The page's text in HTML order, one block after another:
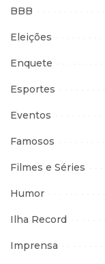
BBB
Eleições
Enquete
Esportes
Eventos
Famosos
Filmes e Séries
Humor
Ilha Record
Imprensa